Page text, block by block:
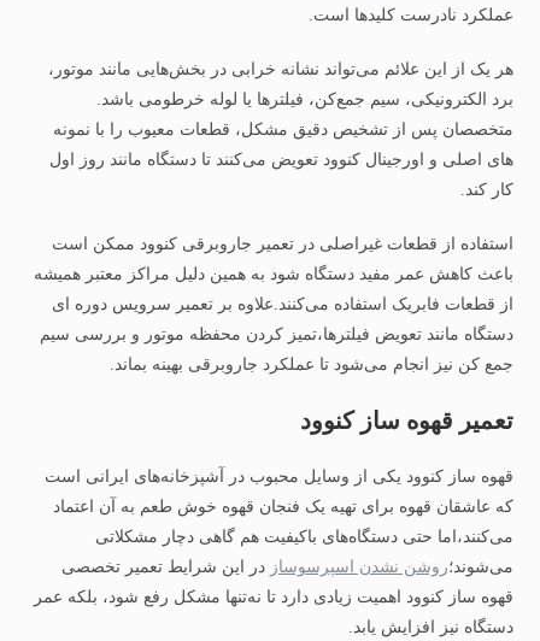
عملکرد نادرست کلیدها است.
هر یک از این علائم می‌تواند نشانه خرابی در بخش‌هایی مانند موتور،
برد الکترونیکی، سیم جمع‌کن، فیلترها یا لوله خرطومی باشد.
متخصصان پس از تشخیص دقیق مشکل، قطعات معیوب را با نمونه‌
های اصلی و اورجینال کنوود تعویض می‌کنند تا دستگاه مانند روز اول
کار کند.
استفاده از قطعات غیر‌اصلی در تعمیر جاروبرقی کنوود ممکن است
باعث کاهش عمر مفید دستگاه شود به همین دلیل مراکز معتبر همیشه
از قطعات فابریک استفاده می‌کنند.علاوه بر تعمیر سرویس دوره‌ ای
دستگاه مانند تعویض فیلترها،تمیز کردن محفظه موتور و بررسی سیم‌
جمع‌ کن نیز انجام می‌شود تا عملکرد جاروبرقی بهینه بماند.
تعمیر قهوه ساز کنوود
قهوه‌ ساز کنوود یکی از وسایل محبوب در آشپزخانه‌های ایرانی است
که عاشقان قهوه برای تهیه یک فنجان قهوه خوش‌ طعم به آن اعتماد
می‌کنند،اما حتی دستگاه‌های باکیفیت هم گاهی دچار مشکلاتی
می‌شوند؛روشن نشدن اسپرسوساز در این شرایط تعمیر تخصصی
قهوه‌ ساز کنوود اهمیت زیادی دارد تا نه‌تنها مشکل رفع شود، بلکه عمر
دستگاه نیز افزایش یابد.